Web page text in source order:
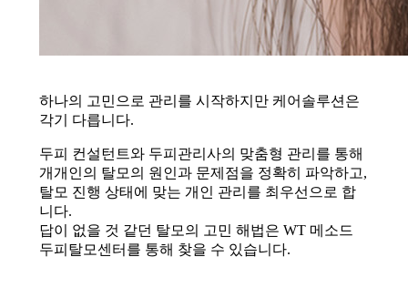
하나의 고민으로 관리를 시작하지만 케어솔루션은
각기 다릅니다.
두피 컨설턴트와 두피관리사의 맞춤형 관리를 통해
개개인의 탈모의 원인과 문제점을 정확히 파악하고,
탈모 진행 상태에 맞는 개인 관리를 최우선으로 합
니다.
답이 없을 것 같던 탈모의 고민 해법은 WT 메소드
두피탈모센터를 통해 찾을 수 있습니다.